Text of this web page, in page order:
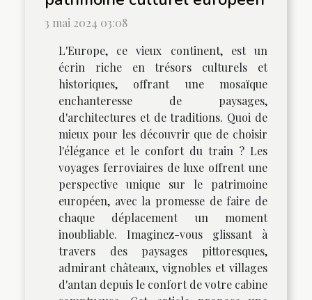
3 mai 2024 03:08
L'Europe, ce vieux continent, est un
écrin riche en trésors culturels et
historiques, offrant une mosaïque
enchanteresse de paysages,
d'architectures et de traditions. Quoi de
mieux pour les découvrir que de choisir
l'élégance et le confort du train ? Les
voyages ferroviaires de luxe offrent une
perspective unique sur le patrimoine
européen, avec la promesse de faire de
chaque déplacement un moment
inoubliable. Imaginez-vous glissant à
travers des paysages pittoresques,
admirant châteaux, vignobles et villages
d'antan depuis le confort de votre cabine